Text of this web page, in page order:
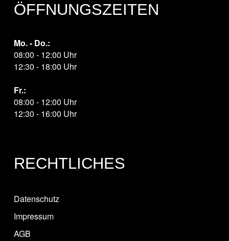
ÖFFNUNGSZEITEN
Mo. - Do.:
08:00 - 12:00 Uhr
12:30 - 18:00 Uhr
Fr.:
08:00 - 12:00 Uhr
12:30 - 16:00 Uhr
RECHTLICHES
Datenschutz
Impressum
AGB